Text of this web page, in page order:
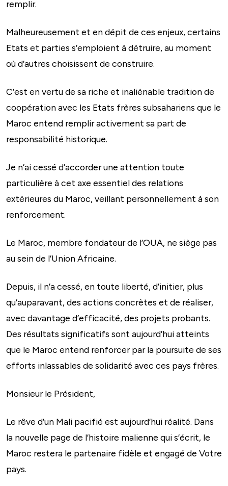
remplir.
Malheureusement et en dépit de ces enjeux, certains
Etats et parties s’emploient à détruire, au moment
où d’autres choisissent de construire.
C’est en vertu de sa riche et inaliénable tradition de
coopération avec les Etats frères subsahariens que le
Maroc entend remplir activement sa part de
responsabilité historique.
Je n’ai cessé d’accorder une attention toute
particulière à cet axe essentiel des relations
extérieures du Maroc, veillant personnellement à son
renforcement.
Le Maroc, membre fondateur de l’OUA, ne siège pas
au sein de l’Union Africaine.
Depuis, il n’a cessé, en toute liberté, d’initier, plus
qu’auparavant, des actions concrètes et de réaliser,
avec davantage d’efficacité, des projets probants.
Des résultats significatifs sont aujourd’hui atteints
que le Maroc entend renforcer par la poursuite de ses
efforts inlassables de solidarité avec ces pays frères.
Monsieur le Président,
Le rêve d’un Mali pacifié est aujourd’hui réalité. Dans
la nouvelle page de l’histoire malienne qui s’écrit, le
Maroc restera le partenaire fidèle et engagé de Votre
pays.